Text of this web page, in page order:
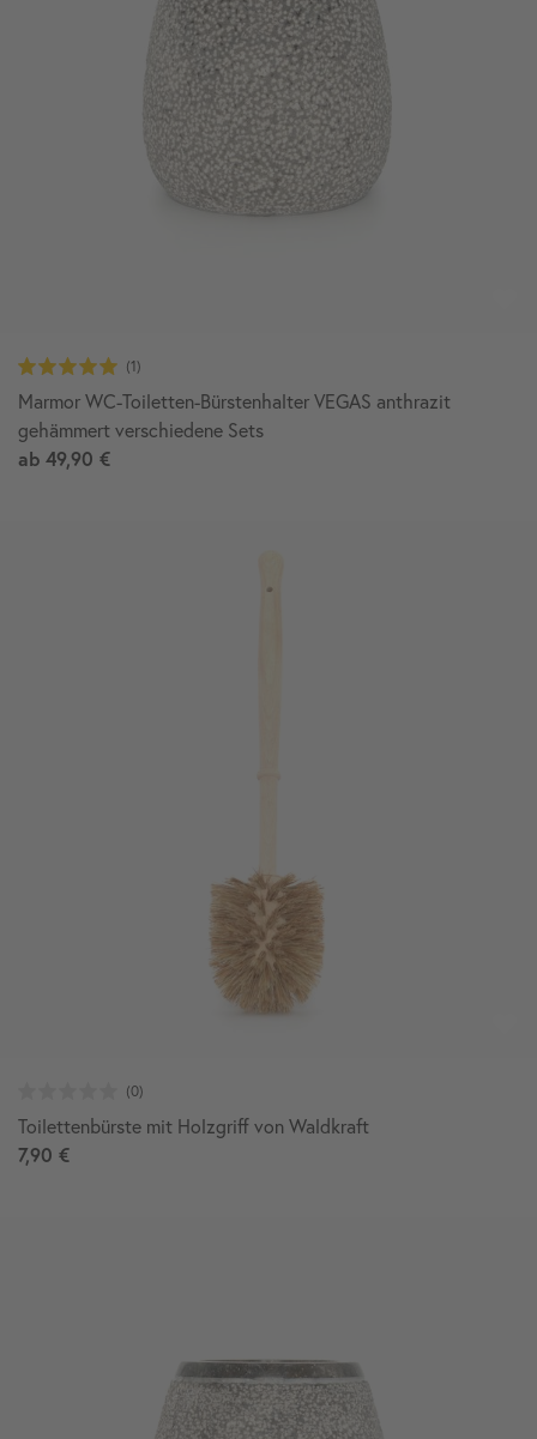
Marmor WC-Toiletten-Bürstenhalter VEGAS anthrazit
gehämmert verschiedene Sets
ab 49,90 €
Toilettenbürste mit Holzgriff von Waldkraft
7,90 €